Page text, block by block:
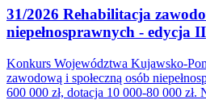
31/2026 Rehabilitacja
niepełnosprawnych - edycja II
Konkurs Województwa Kujawsko-
zawodową i społeczną osób
600 000 zł, dotacja 10 000-80 000 zł.